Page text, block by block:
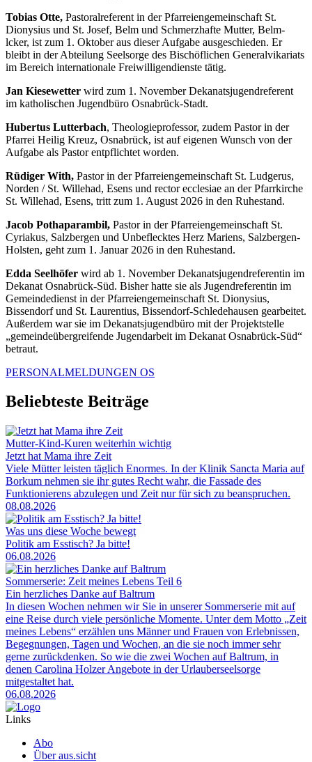
Tobias Otte, Pastoralreferent in der Pfarreiengemeinschaft St.
Dionysius und St. Josef, Belm und Schmerzhafte Mutter, Belm-
lcker, ist zum 1. Oktober aus dieser Aufgabe ausgeschieden. Er
bleibt in der Abteilung Seelsorge des Bischöflichen Generalvikariats
im Bereich internationale Freiwilligendienste tätig.
Jan Kiesewetter wird zum 1. November Dekanatsjugendreferent
im katholischen Jugendbüro Osnabrück-Stadt.
Hubertus Lutterbach, Theologieprofessor, zudem Pastor in der
Pfarrei Heilig Kreuz, Osnabrück, ist auf eigenen Wunsch von der
Aufgabe als Pastor entpflichtet worden.
Rüdiger With, Pastor in der Pfarreiengemeinschaft St. Ludgerus,
Norden / St. Willehad, Esens und rector ecclesiae an der Pfarrkirche
St. Willehad, Esens, tritt zum 1. August 2026 in den Ruhestand.
Jacob Pothaparambil, Pastor in der Pfarreiengemeinschaft St.
Cyriakus, Salzbergen und Unbeflecktes Herz Mariens, Salzbergen-
Holsten, geht zum 1. Januar 2026 in den Ruhestand.
Edda Seelhöfer wird ab 1. November Dekanatsjugendreferentin im
Dekanat Osnabrück-Süd. Bisher hatte sie als Jugendreferentin im
Gemeindedienst in der Pfarreiengemeinschaft St. Dionysius,
Bissendorf und St. Laurentius, Bissendorf-Schledehausen gearbeitet.
Außerdem war sie im Dekanatsjugendbüro mit der Projektstelle
„gemeindeübergreifende Jugendarbeit im Dekanat Osnabrück-Süd“
betraut.
PERSONALMELDUNGEN OS
Beliebteste Beiträge
Mutter-Kind-Kuren weiterhin wichtig
Jetzt hat Mama ihre Zeit
Viele Mütter leisten täglich Enormes. In der Klinik Sancta Maria auf
Borkum nehmen sie ihr gutes Recht wahr, die Fassade des
Funktionierens abzulegen und Zeit nur für sich zu beanspruchen.
08.08.2026
Was uns diese Woche bewegt
Politik am Esstisch? Ja bitte!
06.08.2026
Sommerserie: Zeit meines Lebens Teil 6
Ein herzliches Danke auf Baltrum
In diesen Wochen nehmen wir Sie in unserer Sommerserie mit auf
eine Reise durch viele persönliche Momente. Unter dem Motto „Zeit
meines Lebens“ erzählen uns Männer und Frauen von Erlebnissen,
Begegnungen, Tagen und Wochen, an die sie noch immer sehr
gerne zurückdenken. So wie die zwei Wochen auf Baltrum, in
denen Carolina Holzer Angebote in der Urlauberseelsorge
mitgestaltet hat.
06.08.2026
Links
Abo
Über aus.sicht